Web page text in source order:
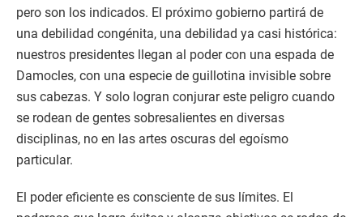
pero son los indicados. El próximo gobierno partirá de
una debilidad congénita, una debilidad ya casi histórica:
nuestros presidentes llegan al poder con una espada de
Damocles, con una especie de guillotina invisible sobre
sus cabezas. Y solo logran conjurar este peligro cuando
se rodean de gentes sobresalientes en diversas
disciplinas, no en las artes oscuras del egoísmo
particular.
El poder eficiente es consciente de sus límites. El